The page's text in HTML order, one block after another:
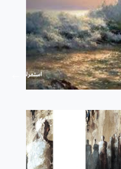
استمرار